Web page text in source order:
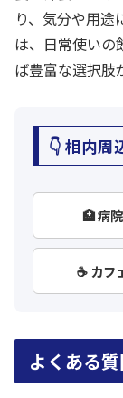
り、気分や用途
は、日常使いの
ば豊富な選択肢
👇 相内周
🏥 病
☕ カフ
よくある